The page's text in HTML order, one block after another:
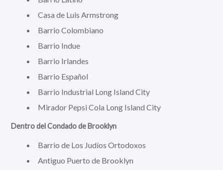
Casa de Luis Armstrong
Barrio Colombiano
Barrio Indue
Barrio Irlandes
Barrio Español
Barrio Industrial Long Island City
Mirador Pepsi Cola Long Island City
Dentro del Condado de Brooklyn
Barrio de Los Judíos Ortodoxos
Antiguo Puerto de Brooklyn